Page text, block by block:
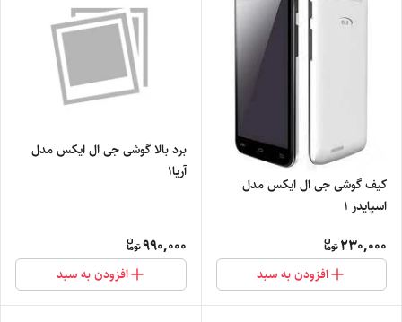
کیف گوشی جی ال ایکس مدل
اسپایدر 1
230,000
افزودن به سبد
برد بالا گوشی جی ال ایکس مدل
آریا۱
990,000
افزودن به سبد